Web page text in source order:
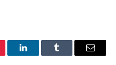
O Tumblr E-